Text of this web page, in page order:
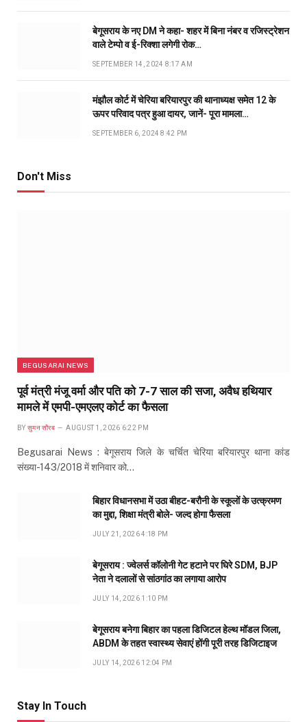
बेगूसराय के नए DM ने कहा- शहर में बिना नंबर व रजिस्ट्रेशन
वाले टेम्पो व ई-रिक्शा लगेगी रोक…
SEPTEMBER 14, 2024 8:17 AM
मंझौल कोर्ट में चेरिया बरियारपुर की थानाध्यक्ष समेत 12 के
ऊपर परिवाद पत्र हुआ दायर, जानें- पूरा मामला…
SEPTEMBER 6, 2024 8:42 PM
Don't Miss
BEGUSARAI NEWS
पूर्व मंत्री मंजू वर्मा और पति को 7-7 साल की सजा, अवैध हथियार
मामले में एमपी-एमएलए कोर्ट का फैसला
BY सुमन सौरब AUGUST 1, 2026 6:22 PM
Begusarai News : बेगूसराय जिले के चर्चित चेरिया बरियारपुर थाना कांड
संख्या-143/2018 में शनिवार को…
बिहार विधानसभा में उठा बीहट-बरौनी के स्कूलों के उत्क्रमण
का मुद्दा, शिक्षा मंत्री बोले- जल्द होगा फैसला
JULY 21, 2026 4:18 PM
बेगूसराय : ज्वेलर्स कॉलोनी गेट हटाने पर घिरे SDM, BJP
नेता ने दलालों से सांठगांठ का लगाया आरोप
JULY 14, 2026 1:10 PM
बेगूसराय बनेगा बिहार का पहला डिजिटल हेल्थ मॉडल जिला,
ABDM के तहत स्वास्थ्य सेवाएं होंगी पूरी तरह डिजिटाइज
JULY 14, 2026 12:04 PM
Stay In Touch